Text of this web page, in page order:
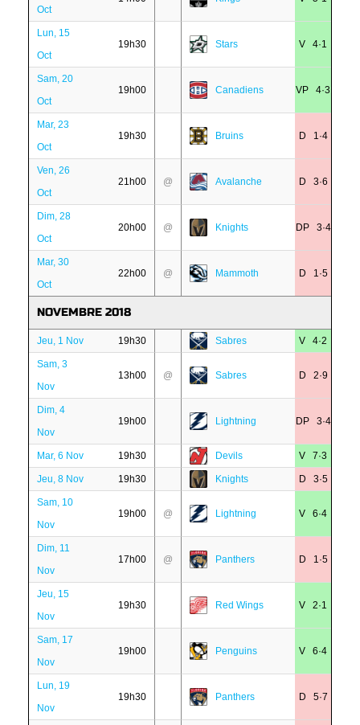
Oct
Lun, 15
Oct
19h30 Stars V 4·1
Sam, 20
Oct
19h00 Canadiens VP 4·3
Mar, 23
Oct
19h30 Bruins D 1·4
Ven, 26
Oct
21h00 @ Avalanche D 3·6
Dim, 28
Oct
20h00 @ Knights DP 3·4
Mar, 30
Oct
22h00 @ Mammoth D 1·5
NOVEMBRE 2018
Jeu, 1 Nov 19h30 Sabres V 4·2
Sam, 3
Nov
13h00 @ Sabres D 2·9
Dim, 4
Nov
19h00 Lightning DP 3·4
Mar, 6 Nov 19h30 Devils V 7·3
Jeu, 8 Nov 19h30 Knights D 3·5
Sam, 10
Nov
19h00 @ Lightning V 6·4
Dim, 11
Nov
17h00 @ Panthers D 1·5
Jeu, 15
Nov
19h30 Red Wings V 2·1
Sam, 17
Nov
19h00 Penguins V 6·4
Lun, 19
Nov
19h30 Panthers D 5·7